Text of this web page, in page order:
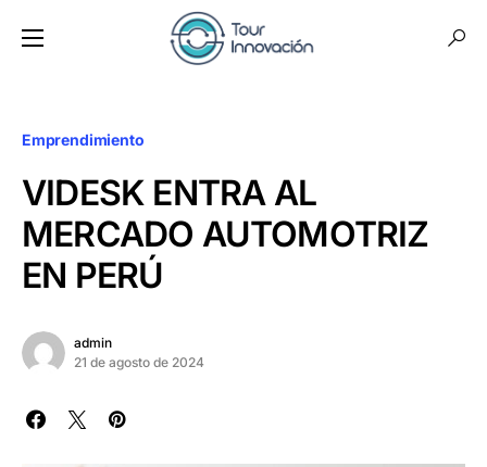
Emprendimiento
VIDESK ENTRA AL
MERCADO AUTOMOTRIZ
EN PERÚ
admin
21 de agosto de 2024